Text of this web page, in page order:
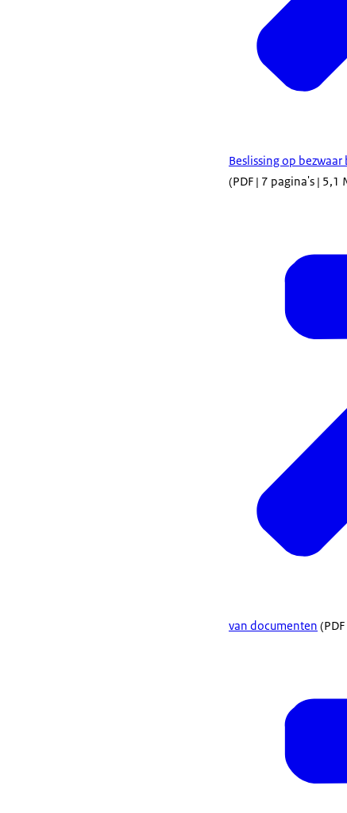
Beslissing op
(PDF | 7 pagina's | 5,1
van documenten